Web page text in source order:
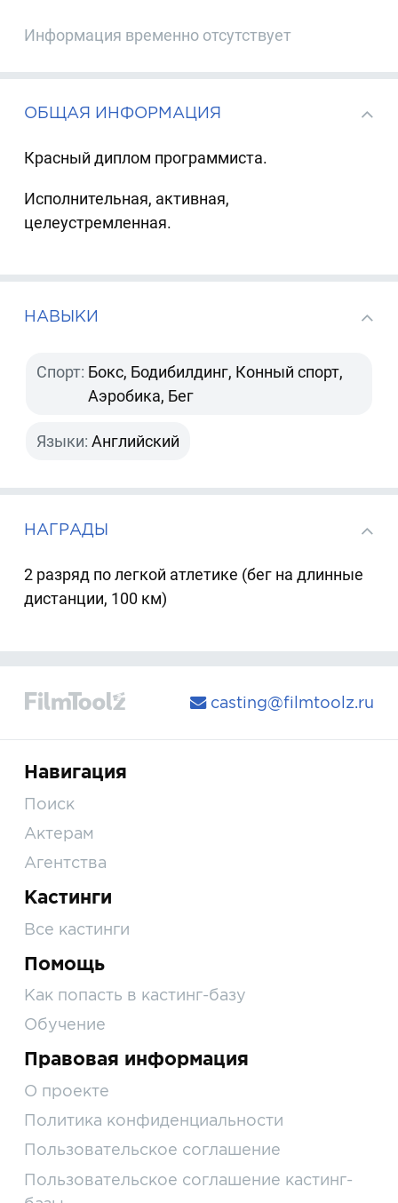
Информация временно отсутствует
ОБЩАЯ ИНФОРМАЦИЯ
Красный диплом программиста.
Исполнительная, активная,
целеустремленная.
НАВЫКИ
Спорт: Бокс, Бодибилдинг, Конный спорт,
Аэробика, Бег
Языки: Английский
НАГРАДЫ
2 разряд по легкой атлетике (бег на длинные
дистанции, 100 км)
casting@filmtoolz.ru
Навигация
Поиск
Актерам
Агентства
Кастинги
Все кастинги
Помощь
Как попасть в кастинг-базу
Обучение
Правовая информация
О проекте
Политика конфиденциальности
Пользовательское соглашение
Пользовательское соглашение кастинг-